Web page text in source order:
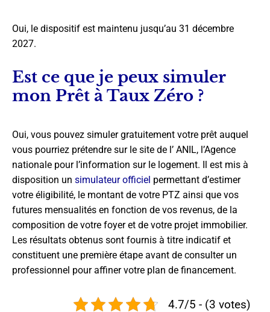
Oui, le dispositif est maintenu jusqu’au 31 décembre
2027.
Est ce que je peux simuler
mon Prêt à Taux Zéro ?
Oui, vous pouvez simuler gratuitement votre prêt auquel
vous pourriez prétendre sur le site de l’ ANIL, l’Agence
nationale pour l’information sur le logement. Il est mis à
disposition un simulateur officiel permettant d’estimer
votre éligibilité, le montant de votre PTZ ainsi que vos
futures mensualités en fonction de vos revenus, de la
composition de votre foyer et de votre projet immobilier.
Les résultats obtenus sont fournis à titre indicatif et
constituent une première étape avant de consulter un
professionnel pour affiner votre plan de financement.
4.7/5 - (3 votes)